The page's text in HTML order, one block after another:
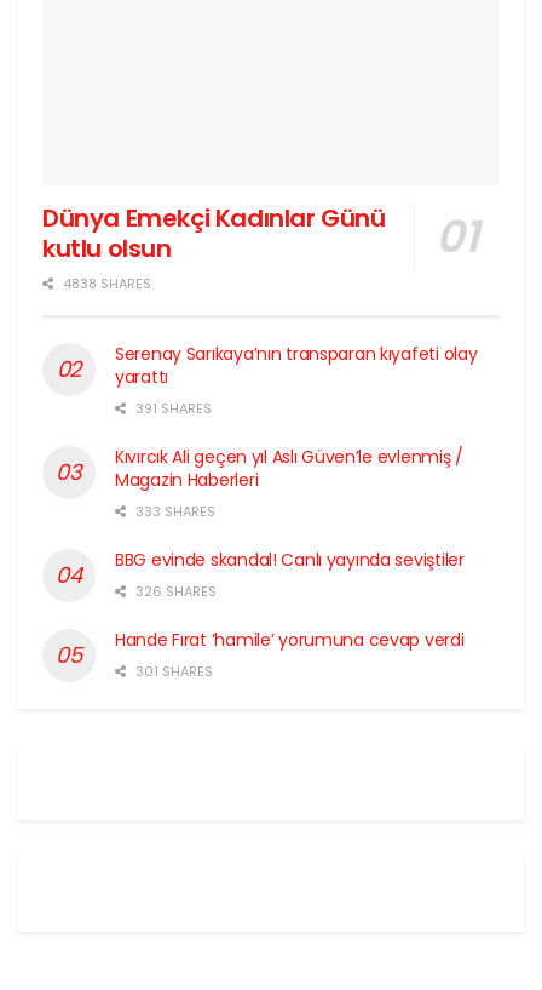
Dünya Emekçi Kadınlar Günü
kutlu olsun
4838 SHARES
Serenay Sarıkaya’nın transparan kıyafeti olay
yarattı
391 SHARES
Kıvırcık Ali geçen yıl Aslı Güven’le evlenmiş /
Magazin Haberleri
333 SHARES
BBG evinde skandal! Canlı yayında seviştiler
326 SHARES
Hande Fırat ‘hamile’ yorumuna cevap verdi
301 SHARES